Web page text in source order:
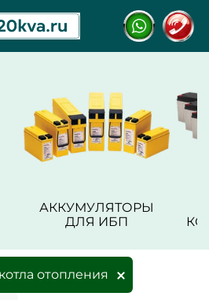
АККУМУЛЯТОРЫ
ДЛЯ ИБП
отопления